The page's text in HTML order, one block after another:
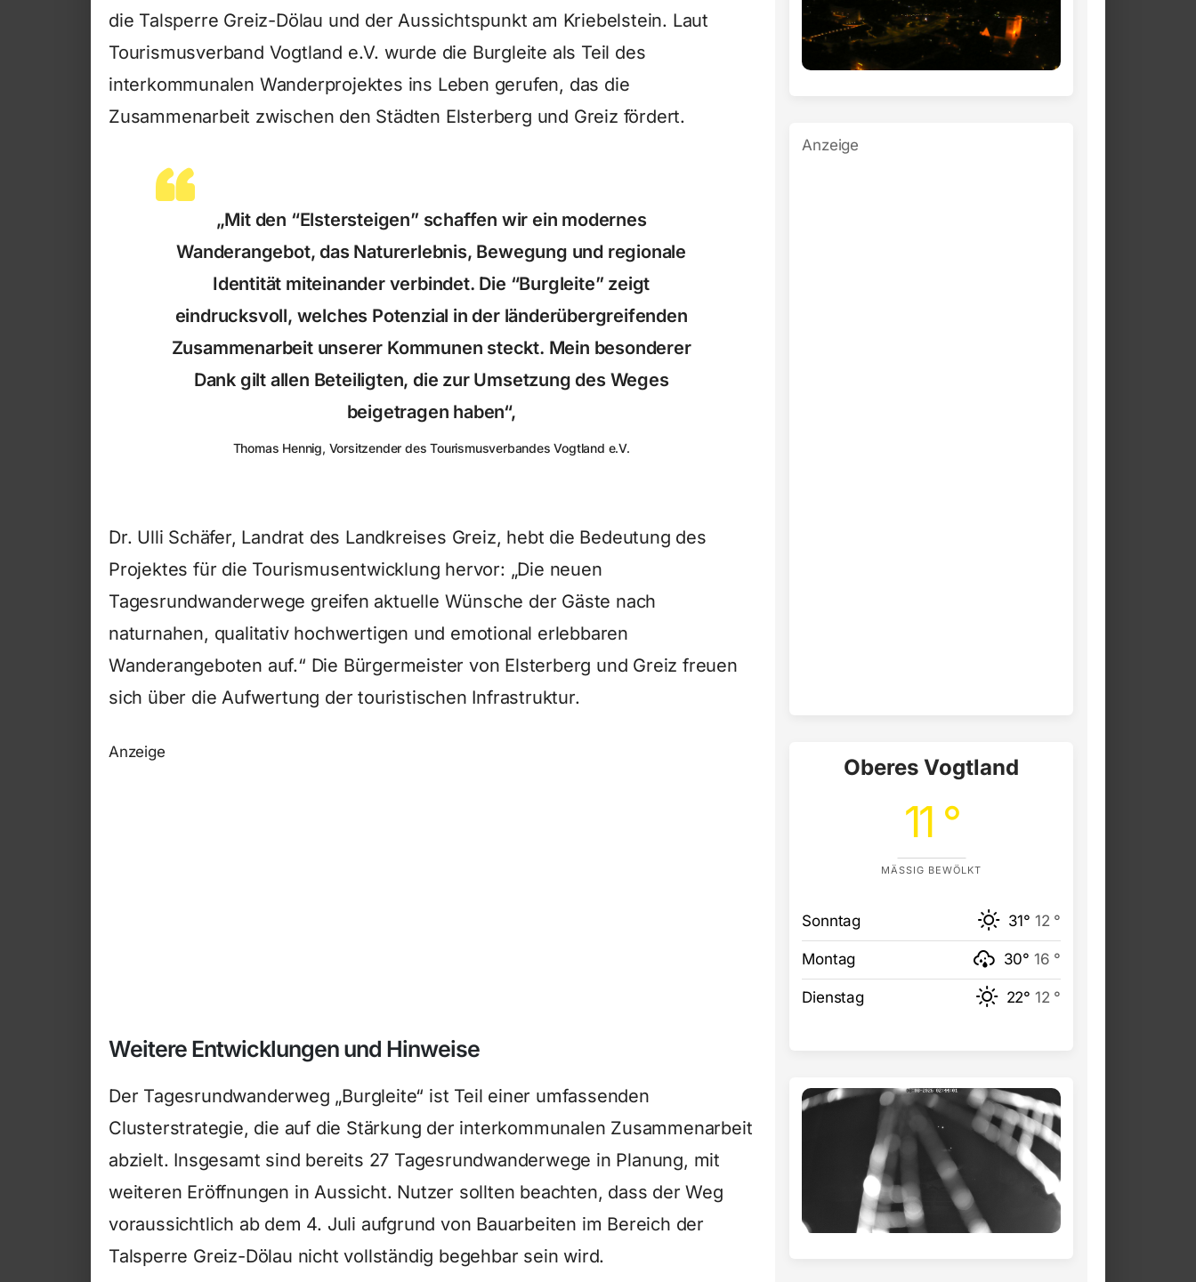
die Talsperre Greiz-Dölau und der Aussichtspunkt am Kriebelstein. Laut
Tourismusverband Vogtland e.V. wurde die Burgleite als Teil des
interkommunalen Wanderprojektes ins Leben gerufen, das die
Zusammenarbeit zwischen den Städten Elsterberg und Greiz fördert.
„Mit den “Elstersteigen” schaffen wir ein modernes
Wanderangebot, das Naturerlebnis, Bewegung und regionale
Identität miteinander verbindet. Die “Burgleite” zeigt
eindrucksvoll, welches Potenzial in der länderübergreifenden
Zusammenarbeit unserer Kommunen steckt. Mein besonderer
Dank gilt allen Beteiligten, die zur Umsetzung des Weges
beigetragen haben“,
Thomas Hennig, Vorsitzender des Tourismusverbandes Vogtland e.V.
Dr. Ulli Schäfer, Landrat des Landkreises Greiz, hebt die Bedeutung des
Projektes für die Tourismusentwicklung hervor: „Die neuen
Tagesrundwanderwege greifen aktuelle Wünsche der Gäste nach
naturnahen, qualitativ hochwertigen und emotional erlebbaren
Wanderangeboten auf.“ Die Bürgermeister von Elsterberg und Greiz freuen
sich über die Aufwertung der touristischen Infrastruktur.
Anzeige
Weitere Entwicklungen und Hinweise
Der Tagesrundwanderweg „Burgleite“ ist Teil einer umfassenden
Clusterstrategie, die auf die Stärkung der interkommunalen Zusammenarbeit
abzielt. Insgesamt sind bereits 27 Tagesrundwanderwege in Planung, mit
weiteren Eröffnungen in Aussicht. Nutzer sollten beachten, dass der Weg
voraussichtlich ab dem 4. Juli aufgrund von Bauarbeiten im Bereich der
Talsperre Greiz-Dölau nicht vollständig begehbar sein wird.
Anzeige
Oberes Vogtland
11 °
MÄSSIG BEWÖLKT
Sonntag 31° 12 °
Montag 30° 16 °
Dienstag 22° 12 °